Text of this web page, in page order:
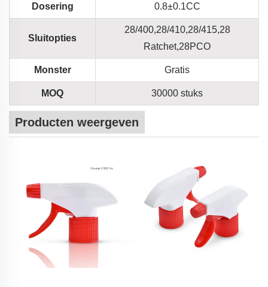
Dosering 0.8±0.1CC
Sluitopties
28/400,28/410,28/415,28
Ratchet,28PCO
Monster Gratis
MOQ 30000 stuks
Producten weergeven